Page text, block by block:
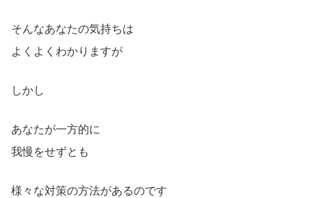
そんなあなたの気持ちは
よくよくわかりますが
しかし
あなたが一方的に
我慢をせずとも
様々な対策の方法があるのです